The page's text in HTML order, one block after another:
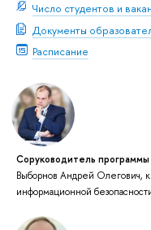
Число студентов и
Документы
Расписание
Соруководитель программы
ыборнов Андрей Олегович,
информационной